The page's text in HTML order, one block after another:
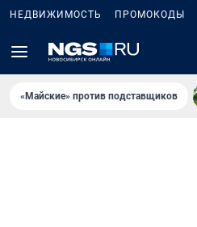
НЕДВИЖИМОСТЬ ПРОМОКОДЫ
«Майские» против подставщиков